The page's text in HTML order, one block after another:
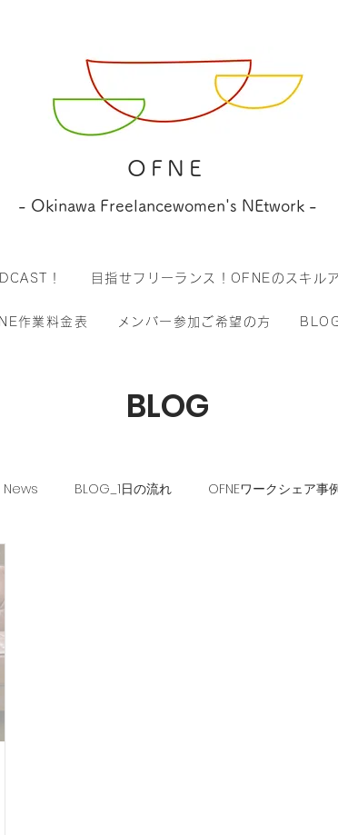
OFNE
- Okinawa Freelancewomen's NEtwork -
！ 目指せフリーランス！OFNEのスキル
作業料金表 メンバー参加ご希望の方
BLOG
News BLOG_1日の流れ OFNEワークシェア事
な毎日